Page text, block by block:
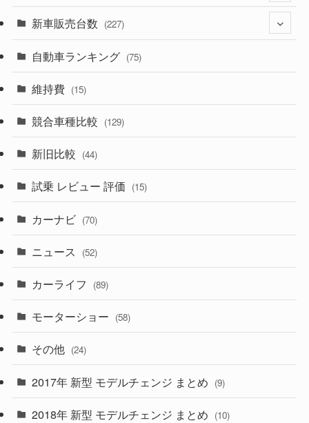
(525)
(357)
(328)
(194)
(230)
(253)
(242)
(85)
(84)
(14)
(222)
(50)
(43)
(6)
(9)
(4)
(58)
(28)
(27)
(26)
(33)
(28)
(8)
(3)
(3)
(5)
(1)
新車販売台数 (227)
(21)
(5)
(7)
(5)
自動車ランキング (75)
維持費 (15)
競合車種比較 (129)
新旧比較 (44)
試乗 レビュー 評価 (15)
カーナビ (70)
ニュース (52)
カーライフ (89)
モーターショー (58)
その他 (24)
2017年 新型 モデルチェンジ まとめ (9)
2018年 新型 モデルチェンジ まとめ (10)